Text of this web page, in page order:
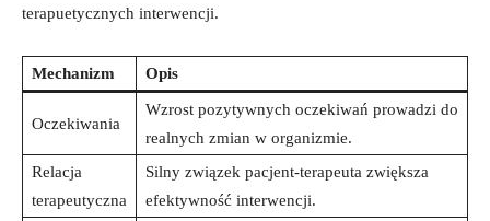
terapuetycznych interwencji.
Mechanizm Opis
Oczekiwania
Wzrost pozytywnych oczekiwań prowadzi do
realnych zmian w organizmie.
Relacja
terapeutyczna
Silny związek pacjent-terapeuta zwiększa
efektywność interwencji.